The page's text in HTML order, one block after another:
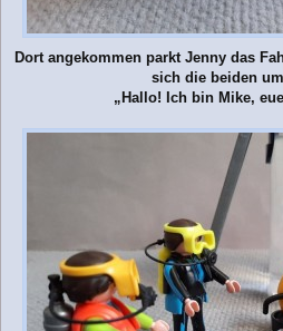
Dort angekommen parkt Jenny das
sich die beiden
„Hallo! Ich bin Mike,